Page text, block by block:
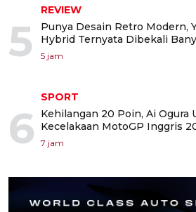
5
REVIEW
Punya Desain Retro Modern,
Hybrid Ternyata Dibekali
5 jam
6
SPORT
Kehilangan 20 Poin, Ai Ogura
Kecelakaan MotoGP Inggris
7 jam